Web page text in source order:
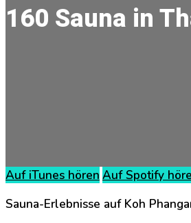
160 Sauna in
Auf iTunes hören Auf Spotify
Sauna-Erlebnisse auf Koh